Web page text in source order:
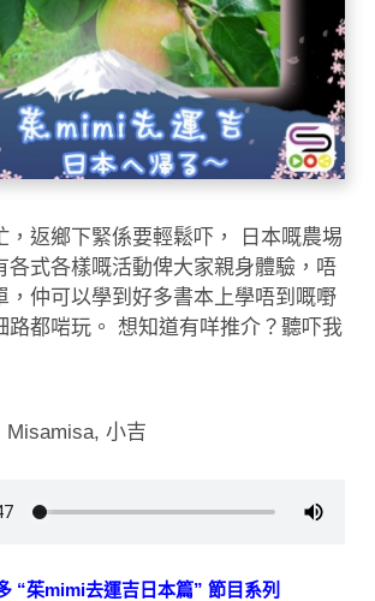
，返鄉下緊係要輕鬆吓， 日本嘅農埸
各式各樣嘅活動俾大家親身體驗，唔
，仲可以學到好多書本上學唔到嘅嘢
路都啱玩。 想知道有咩推介？聽吓我
Misamisa, 小吉
“茱mimi去運吉日本篇” 節目系列